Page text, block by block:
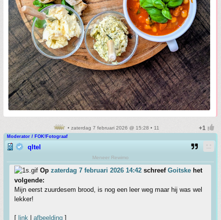
• zaterdag 7 februari 2026 @ 15:28 • 11
Moderator / FOK!Fotograaf
qltel
Meneer Rewimo
Op zaterdag 7 februari 2026 14:42 schreef Goitske het
volgende:
Mijn eerst zuurdesem brood, is nog een leer weg maar hij was wel
lekker!
[ link afbeelding ]